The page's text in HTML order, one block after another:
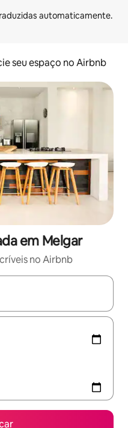
seu espaço no Airbnb
em Melgar
no Airbnb
disponíveis, explore-os